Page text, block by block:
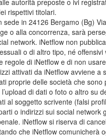
autorità preposte o ivi
rispettivi titolari.
in 24126 Bergamo (Bg)
o alla concorrenza, sarà
network. iNetflow non
o di altro tipo, né
di iNetflow e di non
attivati da iNetflow avviene a
proprie delle società che sono
di dati o foto o altro su
al soggetto scrivente (falsi
o indirizzi sui social network
iNetflow si riserva di
che iNetflow comunicherà